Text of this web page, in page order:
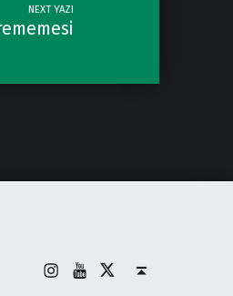
NEXT YAZI
İnstagram
Youtube
X